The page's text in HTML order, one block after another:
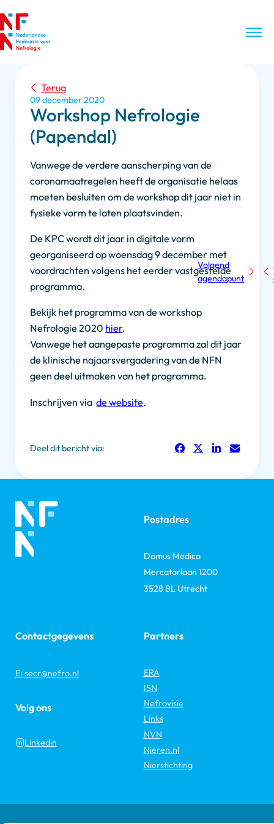
Terug
09 december 2020
Workshop Nefrologie
(Papendal)
Vanwege de verdere aanscherping van de
coronamaatregelen heeft de organisatie helaas
moeten besluiten om de workshop dit jaar niet in
fysieke vorm te laten plaatsvinden.
De KPC wordt dit jaar in digitale vorm
georganiseerd op woensdag 9 december met
voordrachten volgens het eerder vastgestelde
programma.
Bekijk het programma van de workshop
Nefrologie 2020 hier.
Vanwege het aangepaste programma zal dit jaar
de klinische najaarsvergadering van de NFN
geen deel uitmaken van het programma.
Inschrijven viade website.
Deel dit bericht via:
Volgend
agendapunt
Postadres
Domus Medica
Mercatorlaan 1200
3528 BL Utrecht
Contactgegevens
E: secr@nefro.nl
Volg ons
Linkedin
Partners
ERA
ISN
Nefrovisie
Links
NVN
Nieren.nl
Nierstichting